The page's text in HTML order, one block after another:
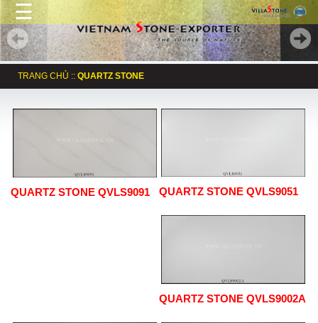
☰
TRANG CHỦ :: QUARTZ STONE
QUARTZ STONE QVLS9091 QUARTZ STONE QVLS9051
QUARTZ STONE QVLS9002A